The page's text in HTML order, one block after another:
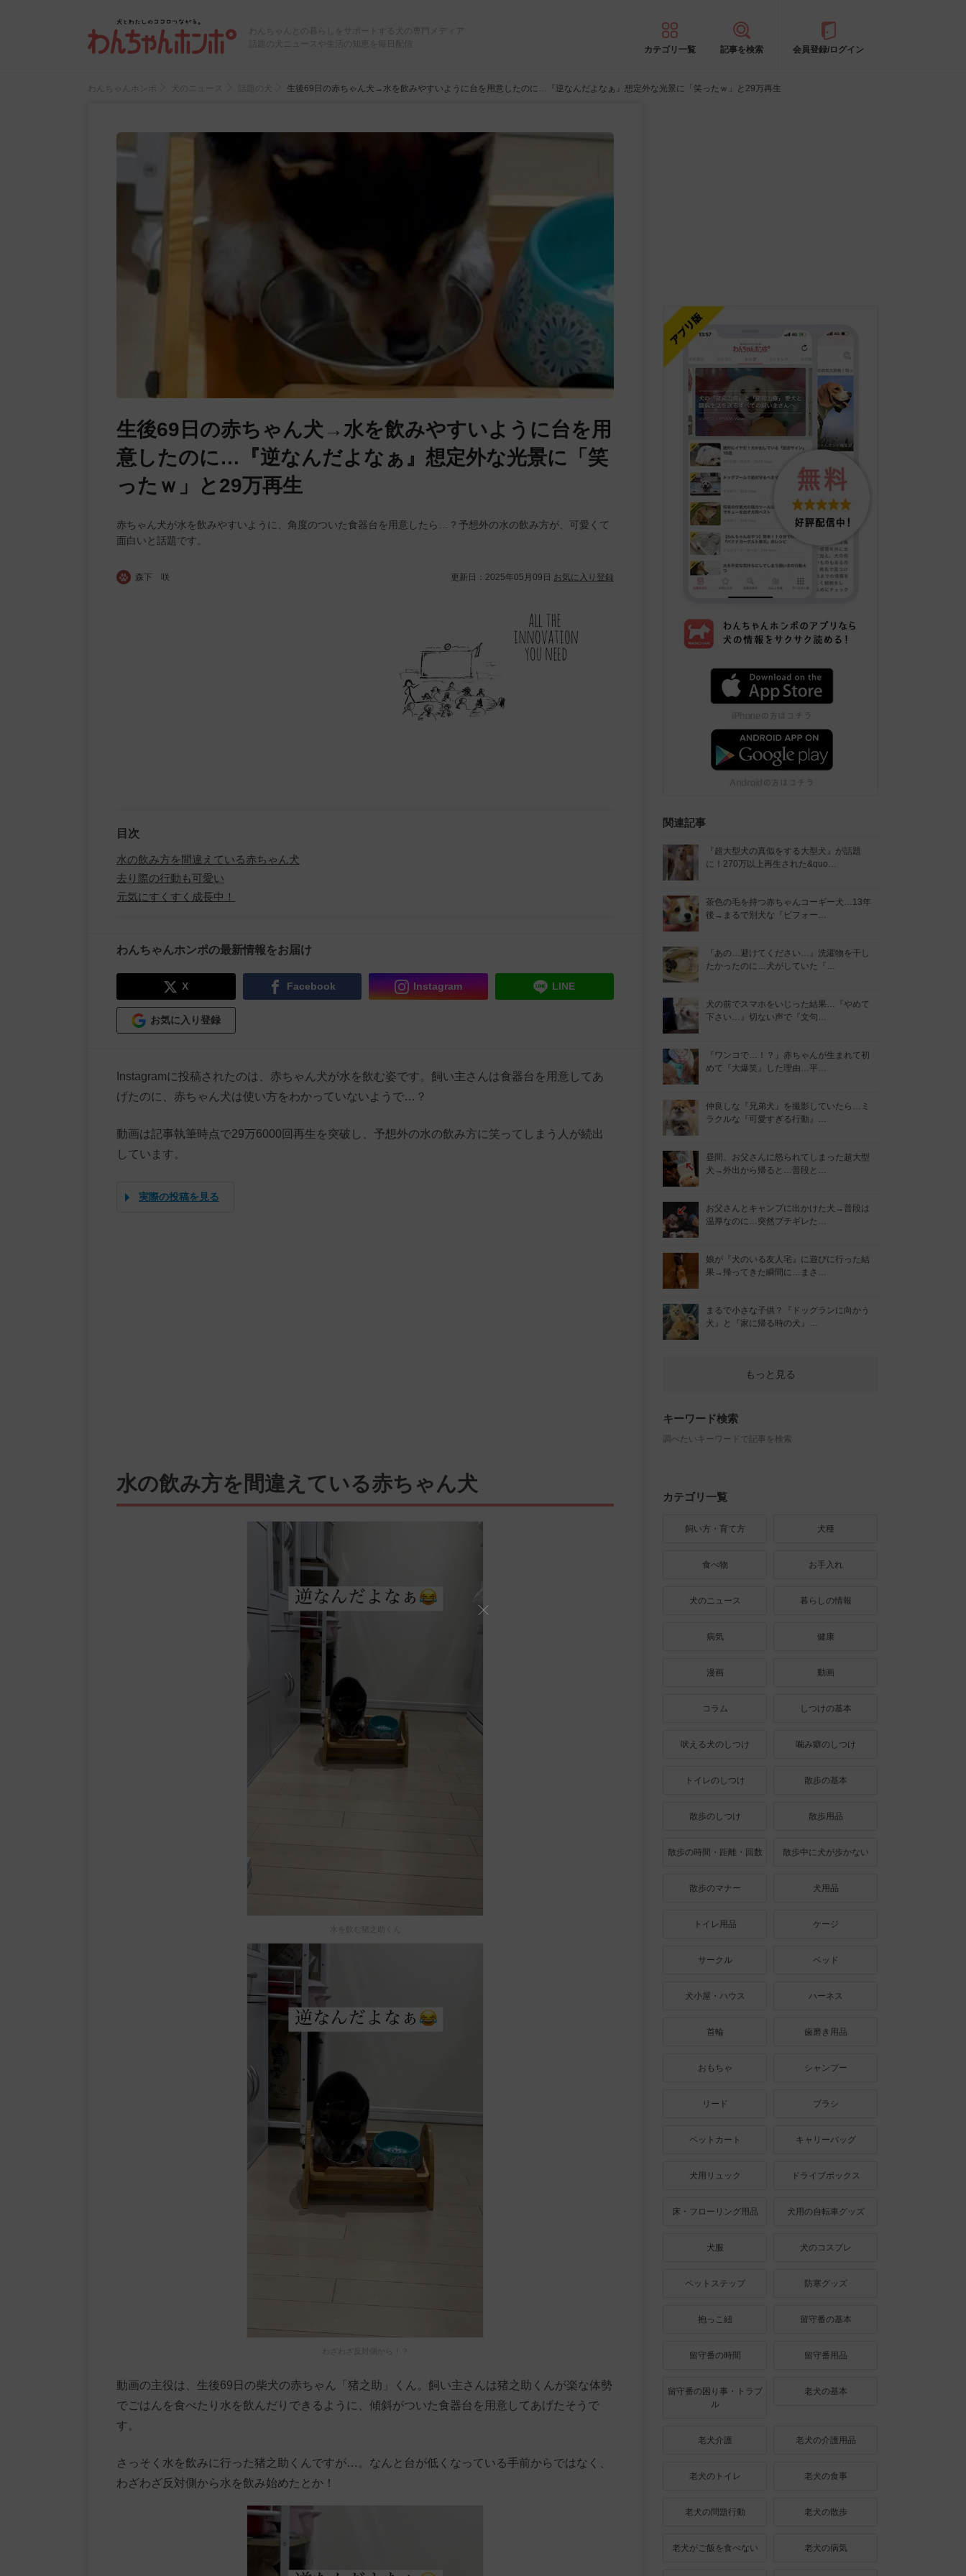
わんちゃんとの暮らしをサポートする犬の専門メディア
話題の犬ニュースや生活の知恵を毎日配信
カテゴリ一覧 記事を検索 会員登録/ログイン
わんちゃんホンポ 犬のニュース 話題の犬 生後69日の赤ちゃん犬→水を飲みやすいように台を用意したのに…『逆なんだよなぁ』想定外な光景に「笑ったｗ」と29万再生
生後69日の赤ちゃん犬→水を飲みやすいように台を用
意したのに…『逆なんだよなぁ』想定外な光景に「笑
ったｗ」と29万再生
赤ちゃん犬が水を飲みやすいように、角度のついた食器台を用意したら…？予想外の水の飲み方が、可愛くて
面白いと話題です。
森下 咲 更新日： 2025年05月09日 お気に入り登録
目次
水の飲み方を間違えている赤ちゃん犬
去り際の行動も可愛い
元気にすくすく成長中！
わんちゃんホンポの最新情報をお届け
X Facebook Instagram LINE
お気に入り登録
Instagramに投稿されたのは、赤ちゃん犬が水を飲む姿です。飼い主さんは食器台を用意してあ
げたのに、赤ちゃん犬は使い方をわかっていないようで…？
動画は記事執筆時点で29万6000回再生を突破し、予想外の水の飲み方に笑ってしまう人が続出
しています。
実際の投稿を見る
水の飲み方を間違えている赤ちゃん犬
水を飲む猪之助くん
わざわざ反対側から！？
動画の主役は、生後69日の柴犬の赤ちゃん「猪之助」くん。飼い主さんは猪之助くんが楽な体勢
でごはんを食べたり水を飲んだりできるように、傾斜がついた食器台を用意してあげたそうで
す。
さっそく水を飲みに行った猪之助くんですが…。なんと台が低くなっている手前からではなく、
わざわざ反対側から水を飲み始めたとか！
関連記事
『超大型犬の真似をする大型犬』が話題
に！270万以上再生された&quo…
茶色の毛を持つ赤ちゃんコーギー犬…13年
後→まるで別犬な『ビフォー…
『あの…避けてください…』洗濯物を干し
たかったのに…犬がしていた『…
犬の前でスマホをいじった結果…『やめて
下さい…』切ない声で『文句…
『ワンコで…！？』赤ちゃんが生まれて初
めて『大爆笑』した理由…平…
仲良しな『兄弟犬』を撮影していたら…ミ
ラクルな『可愛すぎる行動』…
昼間、お父さんに怒られてしまった超大型
犬→外出から帰ると…普段と…
お父さんとキャンプに出かけた犬→普段は
温厚なのに…突然ブチギレた…
娘が『犬のいる友人宅』に遊びに行った結
果→帰ってきた瞬間に…まさ…
まるで小さな子供？『ドッグランに向かう
犬』と『家に帰る時の犬』…
もっと見る
キーワード検索
調べたいキーワードで記事を検索
カテゴリ一覧
飼い方・育て方 犬種
食べ物 お手入れ
犬のニュース 暮らしの情報
病気 健康
漫画 動画
コラム しつけの基本
吠える犬のしつけ 噛み癖のしつけ
トイレのしつけ 散歩の基本
散歩のしつけ 散歩用品
散歩の時間・距離・回数 散歩中に犬が歩かない
散歩のマナー 犬用品
トイレ用品 ケージ
サークル ベッド
犬小屋・ハウス ハーネス
首輪 歯磨き用品
おもちゃ シャンプー
リード ブラシ
ペットカート キャリーバッグ
犬用リュック ドライブボックス
床・フローリング用品 犬用の自転車グッズ
犬服 犬のコスプレ
ペットステップ 防寒グッズ
抱っこ紐 留守番の基本
留守番の時間 留守番用品
留守番の困り事・トラブ
ル
老犬の基本
老犬介護 老犬の介護用品
老犬のトイレ 老犬の食事
老犬の問題行動 老犬の散歩
老犬がご飯を食べない 老犬の病気